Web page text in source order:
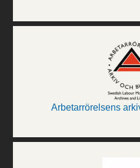
Arbetarrörelsens